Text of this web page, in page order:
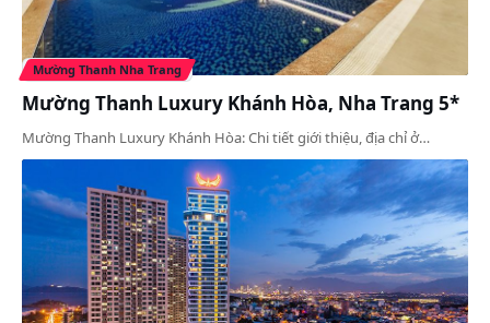
Mường Thanh Nha Trang
Mường Thanh Luxury Khánh Hòa, Nha Trang 5*
Mường Thanh Luxury Khánh Hòa: Chi tiết giới thiệu, địa chỉ ở…